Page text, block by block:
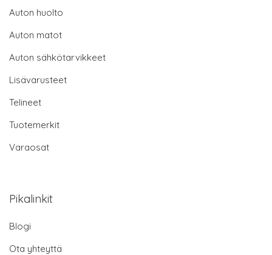
Auton huolto
Auton matot
Auton sähkötarvikkeet
Lisävarusteet
Telineet
Tuotemerkit
Varaosat
Pikalinkit
Blogi
Ota yhteyttä